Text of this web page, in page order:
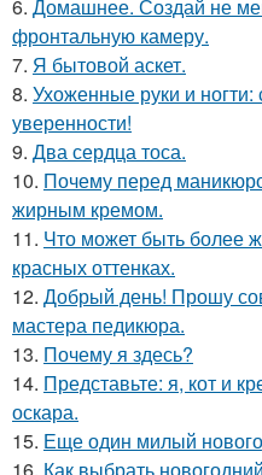
6. Домашнее. Создай не
фронтальную камеру.
7. Я бытовой аскет.
8. Ухоженные руки и ногти:
уверенности!
9. Два сердца тоса.
10. Почему перед
жирным кремом.
11. Что может быть более
красных оттенках.
12. Добрый день! Прошу
мастера педикюра.
13. Почему я здесь?
14. Представьте: я, кот и
оскара.
15. Еще один милый
16. Как выбрать